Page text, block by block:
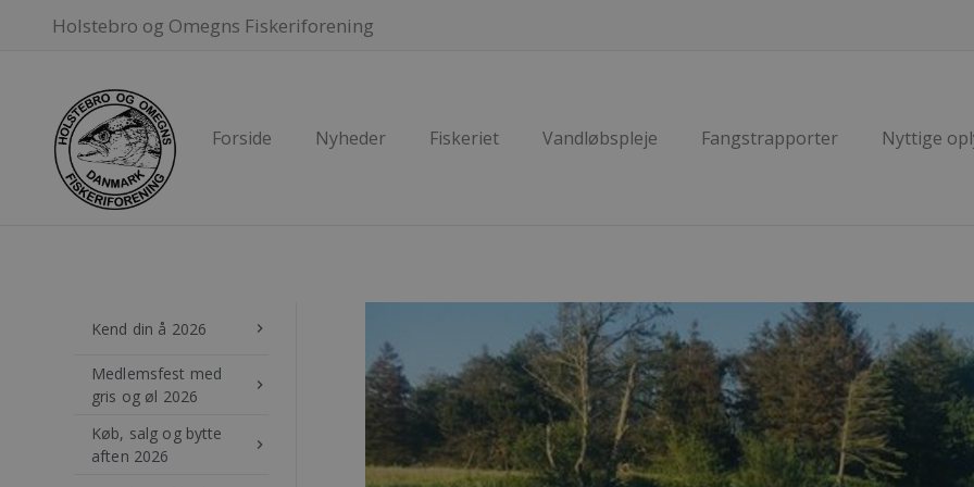
Holstebro og Omegns Fiskeriforening
Forside Nyheder Fiskeriet Vandløbspleje Fangstrapporter Nyttige
Kend din å 2026 keyboard_arrow_right
Medlemsfest med
gris og øl 2026
keyboard_arrow_right
Køb, salg og bytte
aften 2026
keyboard_arrow_right